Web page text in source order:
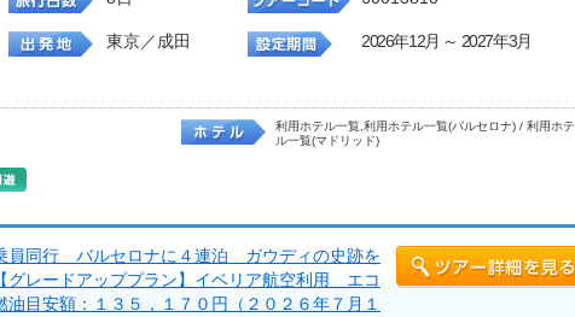
東京／成田 2026年12月 ～ 2027年3月
利用ホテル一覧,利用ホテル一覧(バルセロナ) / 利用ホテ
ル一覧(マドリッド)
員同行 バルセロナに４連泊 ガウディの史跡を
グレードアッププラン】イベリア航空利用 エコ
目安額：１３５，１７０円（２０２６年７月１